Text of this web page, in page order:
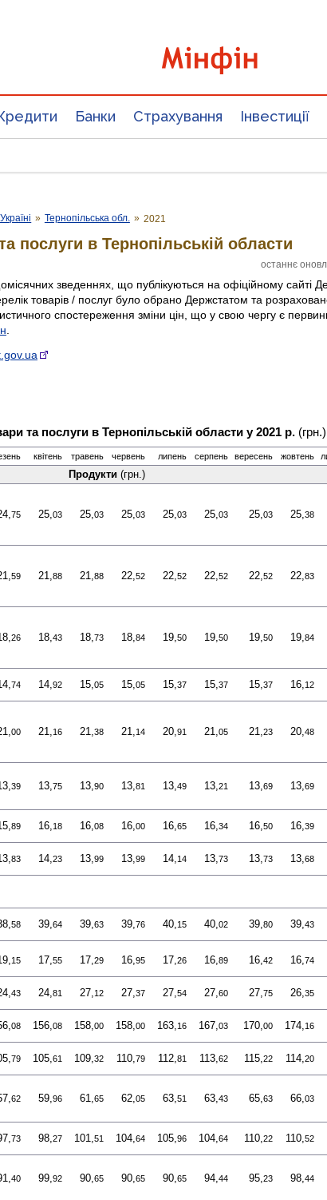
Банки Страхування Інвестиції
» Тернопільська обл. » 2021
послуги в Тернопільській области
останнє
зведеннях, що публікуються на офіційному сайті
товарів / послуг було обрано Держстатом та
спостереження зміни цін, що у свою чергу є
та послуги в Тернопільській области у 2021 р. (грн.)
квітень травень червень липень серпень вересень жовтень
Продукти (грн.)
75 25,03 25,03 25,03 25,03 25,03 25,03 25,38
59 21,88 21,88 22,52 22,52 22,52 22,52 22,83
26 18,43 18,73 18,84 19,50 19,50 19,50 19,84
74 14,92 15,05 15,05 15,37 15,37 15,37 16, 12
00 21, 16 21,38 21, 14 20,91 21,05 21,23 20,48
39 13,75 13,90 13,81 13,49 13,21 13,69 13,69
89 16, 18 16,08 16,00 16,65 16,34 16,50 16,39
83 14,23 13,99 13,99 14, 14 13,73 13,73 13,68
58 39,64 39,63 39,76 40, 15 40,02 39,80 39,43
15 17,55 17,29 16,95 17,26 16,89 16,42 16,74
43 24,81 27, 12 27,37 27,54 27,60 27,75 26,35
08 156,08 158,00 158,00 163, 16 167,03 170,00 174, 16
79 105,61 109,32 110,79 112,81 113,62 115,22 114,20
62 59,96 61,65 62,05 63,51 63,43 65,63 66,03
73 98,27 101,51 104,64 105,96 104,64 110,22 110,52
40 99,92 90,65 90,65 90,65 94,44 95,23 98,44